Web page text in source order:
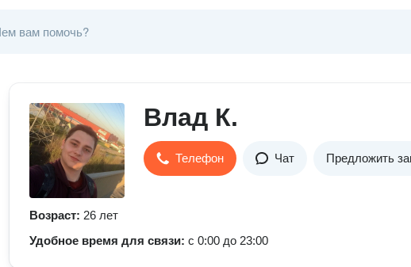
Влад К.
Телефон Чат Предложить
Возраст: 26 лет
Удобное время для связи: с 0:00 до 23:00